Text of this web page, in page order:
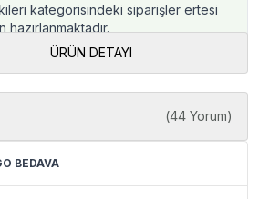
kategorisindeki siparişler ertesi
ÜRÜN DETAYI
(44 Yorum)
BEDAVA